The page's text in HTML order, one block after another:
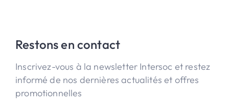
Restons en contact
Inscrivez-vous à la newsletter Intersoc et restez
informé de nos dernières actualités et offres
promotionnelles